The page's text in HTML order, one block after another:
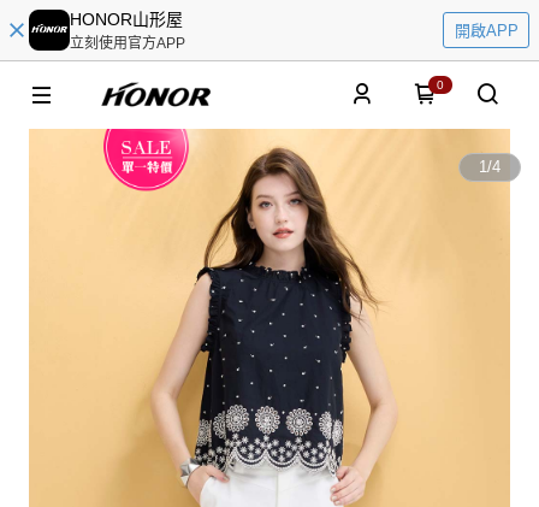
HONOR山形屋
立刻使用官方APP
開啟APP
0
1/4